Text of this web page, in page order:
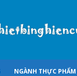
NGÀNH THỰC PHẨM